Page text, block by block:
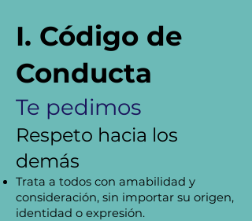
I. Código de
Conducta
Te pedimos
Respeto hacia los
demás
Trata a todos con amabilidad y
consideración, sin importar su origen,
identidad o expresión.